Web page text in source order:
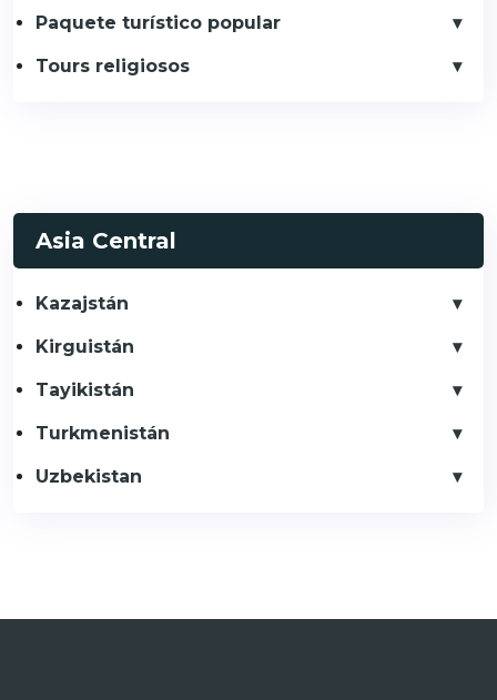
Paquete turístico popular
Tours religiosos
Asia Central
Kazajstán
Kirguistán
Tayikistán
Turkmenistán
Uzbekistan